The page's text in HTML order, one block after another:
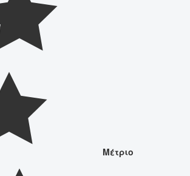
Μέτριο